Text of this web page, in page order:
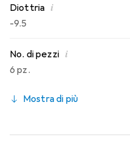
Diottria i
-9.5
No. di pezzi i
6 pz.
Mostra di più